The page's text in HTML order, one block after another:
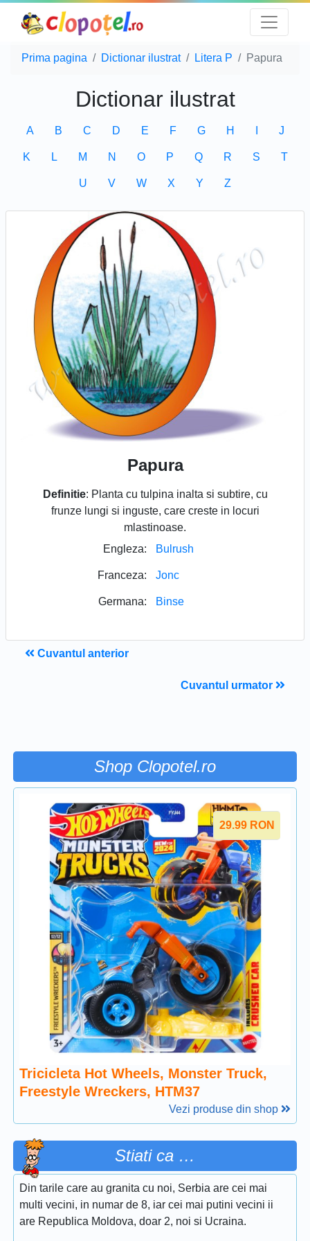
Prima pagina Dictionar ilustrat Litera P Papura
Dictionar ilustrat
A B C D E F G H J
K L M N O P Q R S T
U V W X Y Z
Papura
Definitie: Planta cu tulpina inalta si subtire, cu
frunze lungi si inguste, care creste in locuri
mlastinoase.
Engleza:
Bulrush
Franceza: Jonc
Germana: Binse
Cuvantul anterior
Cuvantul urmator
Shop Clopotel.ro
29.99 RON
Tricicleta Hot Wheels, Monster Truck,
Freestyle Wreckers, HTM37
Vezi produse din shop
Stiati ca …
Din tarile care au granita cu noi, Serbia are cei mai
multi vecini, in numar de 8, iar cei mai putini vecini ii
are Republica Moldova, doar 2, noi si Ucraina.